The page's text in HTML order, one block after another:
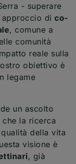
- superare
di co-
, comune a
comunità
reale sulla
obiettivo è
legame
un ascolto
la ricerca
della vita
visione è
, già